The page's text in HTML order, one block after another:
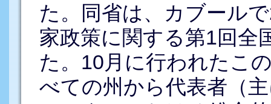
た。同省は、カブール
家政策に関する第1回全
た。10月に行われたこ
べての州から代表者（